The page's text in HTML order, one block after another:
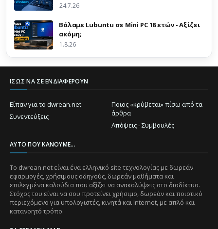
24.7.26
Βάλαμε Lubuntu σε Mini PC 18 ετών - Αξίζει
ακόμη;
1.8.26
ΊΣΩΣ ΝΑ ΣΕ ΕΝΔΙΑΦΈΡΟΥΝ
Είπαν για το dwrean.net
Ποιος «κρύβεται» πίσω από τα
άρθρα
Συνεντεύξεις
Απόψεις - Συμβουλές
ΑΥΤΌ ΠΟΥ ΚΆΝΟΥΜΕ...
Το dwrean.net είναι ένα ελληνικό site τεχνολογίας με δωρεάν
εφαρμογές, χρήσιμους οδηγούς, δωρεάν μαθήματα και
επιλεγμένα καλούδια που αξίζει να ανακαλύψεις στο διαδίκτυο.
Στόχος του είναι να σου προτείνει χρήσιμο, δωρεάν και ποιοτικό
περιεχόμενο για υπολογιστές, κινητά και Internet, με απλό και
κατανοητό τρόπο.